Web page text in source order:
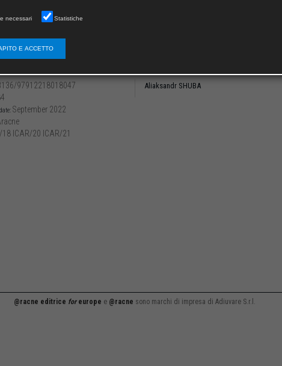
narrative of urban planning history by
and colleagues
97912218018047
September 2022
18 ICAR/20 ICAR/21
Aliaksandr SHUBA
@racne editrice foreurope e @racne sono marchi di impresa di Adiuvare S.r.l.
necessari Statistiche
E ACCETTO